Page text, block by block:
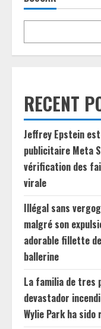
RECENT
Jeffrey Epstein
publicitaire Meta
vérification des
virale
Illégal sans
malgré son
adorable fillette
ballerine
La familia de tres
devastador
Wylie Park ha sido